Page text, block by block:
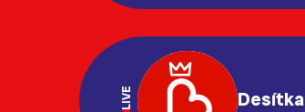
LIVE Desítka